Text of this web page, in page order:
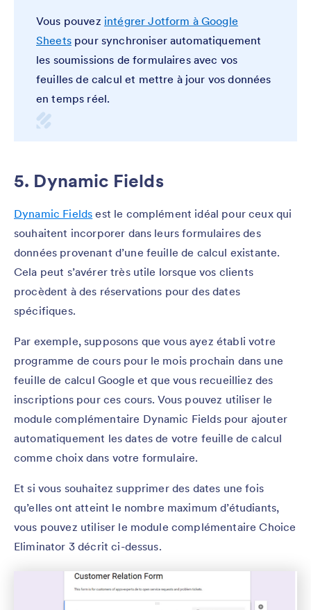
Vous pouvez intégrer Jotform à Google
Sheetspour synchroniser automatiquement
les soumissions de formulaires avec vos
feuilles de calcul et mettre à jour vos données
en temps réel.
5. Dynamic Fields
Dynamic Fields est le complément idéal pour ceux qui
souhaitent incorporer dans leurs formulaires des
données provenant d’une feuille de calcul existante.
Cela peut s’avérer très utile lorsque vos clients
procèdent à des réservations pour des dates
spécifiques.
Par exemple, supposons que vous ayez établi votre
programme de cours pour le mois prochain dans une
feuille de calcul Google et que vous recueilliez des
inscriptions pour ces cours. Vous pouvez utiliser le
module complémentaire Dynamic Fields pour ajouter
automatiquement les dates de votre feuille de calcul
comme choix dans votre formulaire.
Et si vous souhaitez supprimer des dates une fois
qu’elles ont atteint le nombre maximum d’étudiants,
vous pouvez utiliser le module complémentaire Choice
Eliminator 3 décrit ci-dessus.